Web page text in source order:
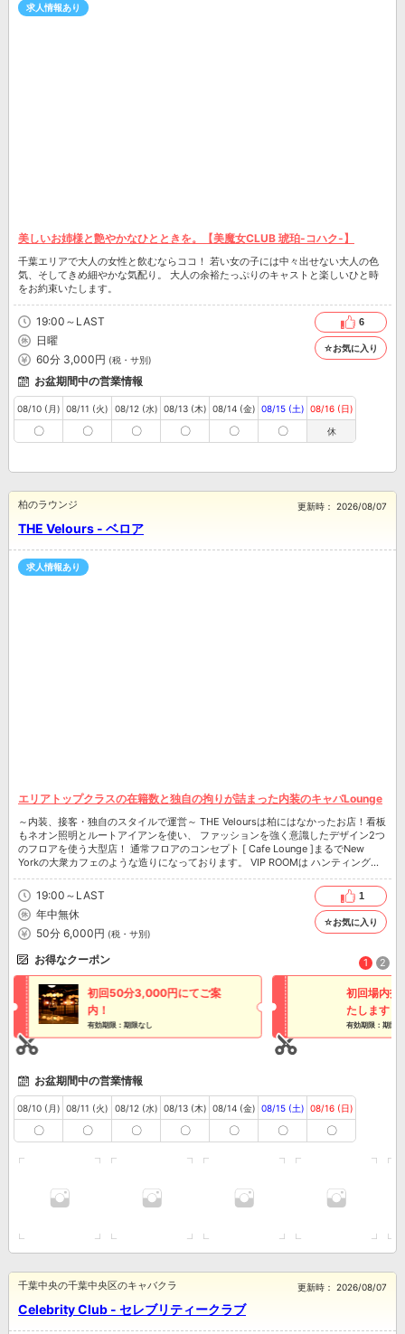
求人情報あり
美しいお姉様と艶やかなひとときを。【美魔女CLUB 琥珀-コハク-】
千葉エリアで大人の女性と飲むならココ！ 若い女の子には中々出せない大人の色
気、そしてきめ細やかな気配り。 大人の余裕たっぷりのキャストと楽しいひと時
をお約束いたします。
19:00～LAST
日曜
60分 3,000円 (税・サ別)
6
☆お気に入り
お盆期間中の営業情報
08/10 (月)
〇
08/11 (火)
〇
08/12 (水)
〇
08/13 (木)
〇
08/14 (金)
〇
08/15 (土)
〇
08/16 (日)
休
THE Velours - ベロア
柏のラウンジ 更新時： 2026/08/07
求人情報あり
エリアトップクラスの在籍数と独自の拘りが詰まった内装のキャバLounge
～内装、接客・独自のスタイルで運営～ THE Veloursは柏にはなかったお店！看板
もネオン照明とルートアイアンを使い、 ファッションを強く意識したデザイン2つ
のフロアを使う大型店！ 通常フロアのコンセプト [ Cafe Lounge ]まるでNew
Yorkの大衆カフェのような造りになっております。 VIP ROOMは ハンティング好
は申し分ないレベルを揃えており自信もあります。 お客様好みのタイプがきっと
見つかること間違いなしです。 是非一度ご来店をお待ちしております。
19:00～LAST
年中無休
50分 6,000円 (税・サ別)
1
☆お気に入り
お得なクーポン
初回50分3,000円にてご案
内！
有効期限：期限なし
初回場内指
たします！
有効期限：期限な
1 2
お盆期間中の営業情報
08/10 (月)
〇
08/11 (火)
〇
08/12 (水)
〇
08/13 (木)
〇
08/14 (金)
〇
08/15 (土)
〇
08/16 (日)
〇
Celebrity Club - セレブリティークラブ
千葉中央の千葉中央区のキャバクラ 更新時： 2026/08/07